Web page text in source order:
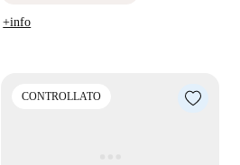
+info
CONTROLLATO